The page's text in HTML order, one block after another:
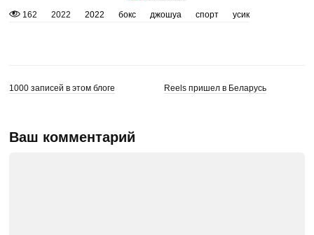
162 2022 2022 бокс джошуа спорт усик
1000 записей в этом блоге Reels пришел в Беларусь
Ваш комментарий